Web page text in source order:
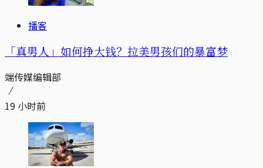
播客
「真男人」如何挣大钱？拉美男孩们的暴富梦
端传媒编辑部
19 小时前